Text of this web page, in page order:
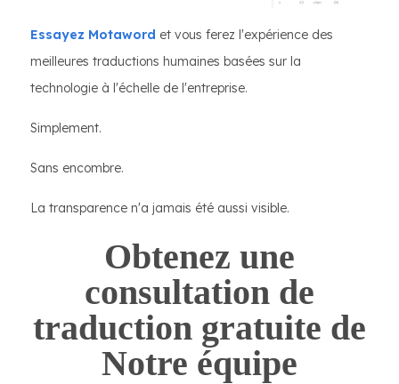
Essayez Motaword et vous ferez l'expérience des
meilleures traductions humaines basées sur la
technologie à l'échelle de l'entreprise.
Simplement.
Sans encombre.
La transparence n'a jamais été aussi visible.
Obtenez une
consultation de
traduction gratuite de
Notre équipe